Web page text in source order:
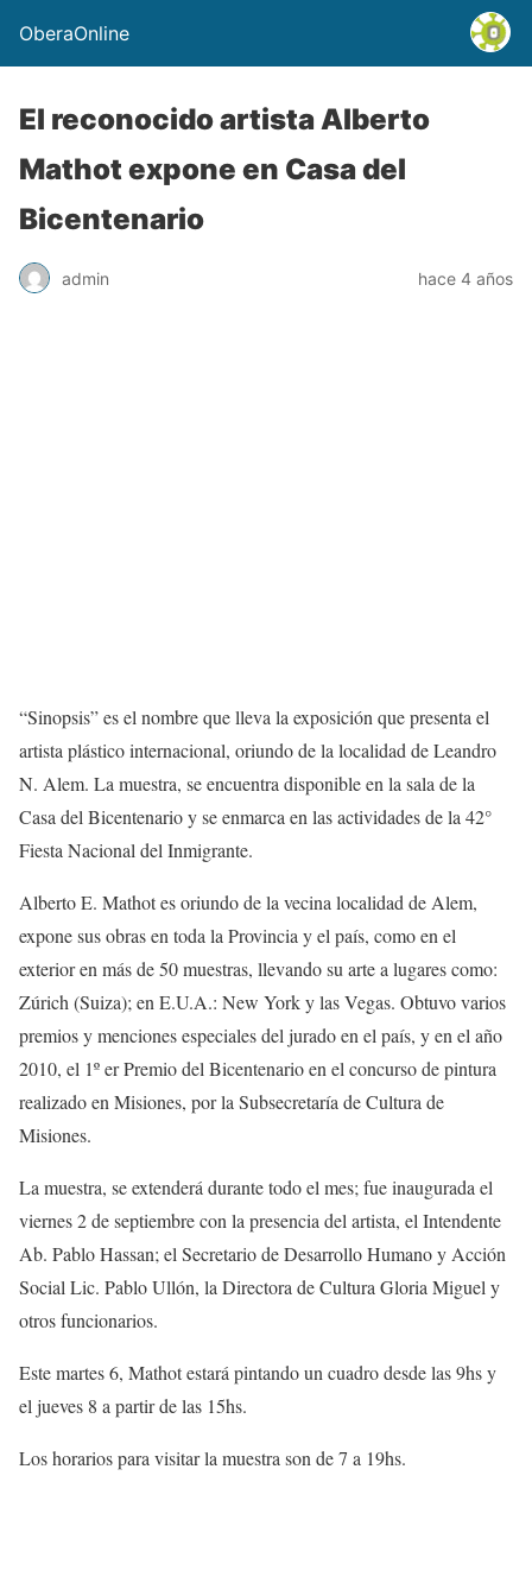
OberaOnline
El reconocido artista Alberto
Mathot expone en Casa del
Bicentenario
admin hace 4 años
“Sinopsis” es el nombre que lleva la exposición que presenta el
artista plástico internacional, oriundo de la localidad de Leandro
N. Alem. La muestra, se encuentra disponible en la sala de la
Casa del Bicentenario y se enmarca en las actividades de la 42°
Fiesta Nacional del Inmigrante.
Alberto E. Mathot es oriundo de la vecina localidad de Alem,
expone sus obras en toda la Provincia y el país, como en el
exterior en más de 50 muestras, llevando su arte a lugares como:
Zúrich (Suiza); en E.U.A.: New York y las Vegas. Obtuvo varios
premios y menciones especiales del jurado en el país, y en el año
2010, el 1º er Premio del Bicentenario en el concurso de pintura
realizado en Misiones, por la Subsecretaría de Cultura de
Misiones.
La muestra, se extenderá durante todo el mes; fue inaugurada el
viernes 2 de septiembre con la presencia del artista, el Intendente
Ab. Pablo Hassan; el Secretario de Desarrollo Humano y Acción
Social Lic. Pablo Ullón, la Directora de Cultura Gloria Miguel y
otros funcionarios.
Este martes 6, Mathot estará pintando un cuadro desde las 9hs y
el jueves 8 a partir de las 15hs.
Los horarios para visitar la muestra son de 7 a 19hs.